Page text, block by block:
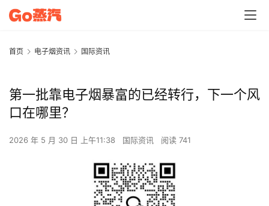
首页 电子烟资讯 国际资讯
第一批靠电子烟暴富的已经转行，下一个风
口在哪里？
2026 年 5 月 30 日 上午11:38 国际资讯 阅读 741